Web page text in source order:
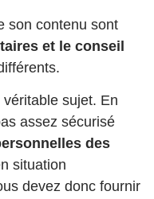
son contenu sont
et le conseil
véritable sujet. En
assez sécurisé
des
situation
devez donc fournir